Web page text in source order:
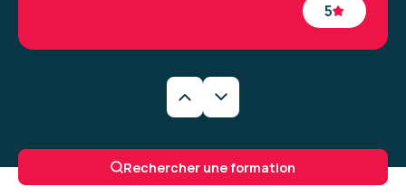
5
Une formation très intéressantes qui a permis
de découvrir de nouveaux outils et la
Rechercher une formation